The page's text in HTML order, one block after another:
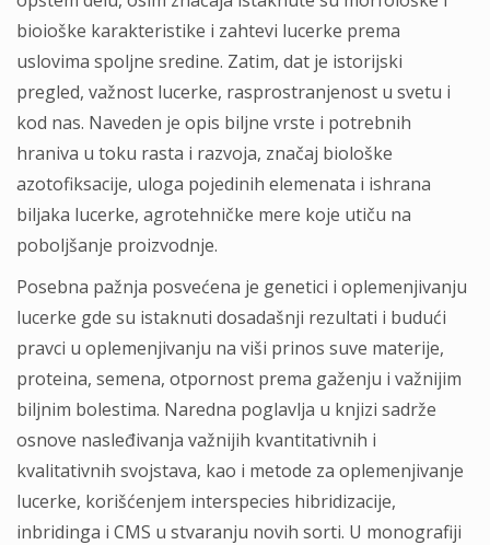
bioioške karakteristike i zahtevi lucerke prema
uslovima spoljne sredine. Zatim, dat je istorijski
pregled, važnost lucerke, rasprostranjenost u svetu i
kod nas. Naveden je opis biljne vrste i potrebnih
hraniva u toku rasta i razvoja, značaj biološke
azotofiksacije, uloga pojedinih elemenata i ishrana
biljaka lucerke, agrotehničke mere koje utiču na
poboljšanje proizvodnje.
Posebna pažnja posvećena je genetici i oplemenjivanju
lucerke gde su istaknuti dosadašnji rezultati i budući
pravci u oplemenjivanju na viši prinos suve materije,
proteina, semena, otpornost prema gaženju i važnijim
biljnim bolestima. Naredna poglavlja u knjizi sadrže
osnove nasleđivanja važnijih kvantitativnih i
kvalitativnih svojstava, kao i metode za oplemenjivanje
lucerke, korišćenjem interspecies hibridizacije,
inbridinga i CMS u stvaranju novih sorti. U monografiji